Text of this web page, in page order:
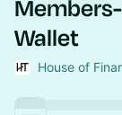
Wallet
House of